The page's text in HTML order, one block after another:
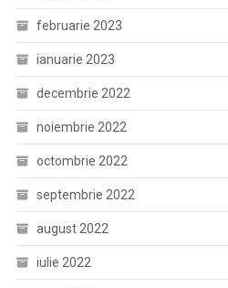
februarie 2023
ianuarie 2023
decembrie 2022
noiembrie 2022
octombrie 2022
septembrie 2022
august 2022
iulie 2022